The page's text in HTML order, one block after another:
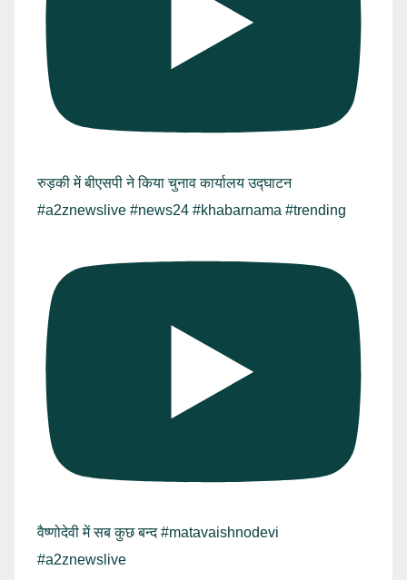
रुड़की में बीएसपी ने किया चुनाव कार्यालय उद्घाटन
#a2znewslive #news24 #khabarnama #trending
वैष्णोदेवी में सब कुछ बन्द #matavaishnodevi
#a2znewslive